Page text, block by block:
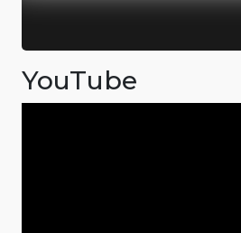
YouTube